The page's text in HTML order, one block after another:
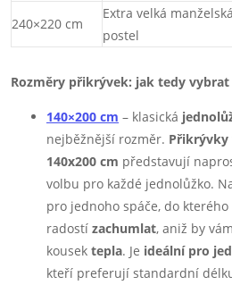
240×220 cm
Extra velká manželská
postel
Rozměry přikrývek: jak tedy
140×200 cm – klasická
nejběžnější rozměr. Přikrývky
140x200 cm představují
volbu pro každé jednolůžko.
pro jednoho spáče, do kterého
radostí zachumlat, aniž by
kousek tepla. Je ideální pro
kteří preferují standardní